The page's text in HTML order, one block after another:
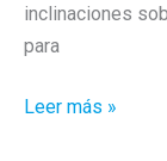
inclinaciones
para
“En
Leer más »